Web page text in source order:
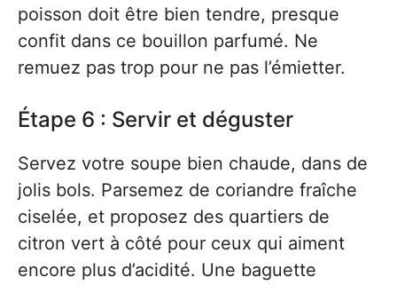
poisson doit être bien tendre, presque
confit dans ce bouillon parfumé. Ne
remuez pas trop pour ne pas l’émietter.
Étape 6 : Servir et déguster
Servez votre soupe bien chaude, dans de
jolis bols. Parsemez de coriandre fraîche
ciselée, et proposez des quartiers de
citron vert à côté pour ceux qui aiment
encore plus d’acidité. Une baguette